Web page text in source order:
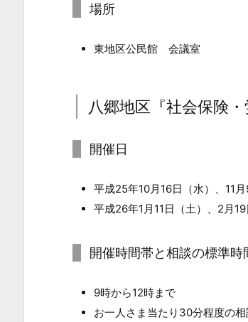
所
1.
日
2.
催
時
帯
相
談
場所
東地区公民館 会議室
八郷地区『社会保険
開催日
平成25年10月16日（水）、11
平成26年1月11日（土）、2月19
開催時間帯と相談の標準時
9時から12時まで
お一人さま当たり30分程度の相